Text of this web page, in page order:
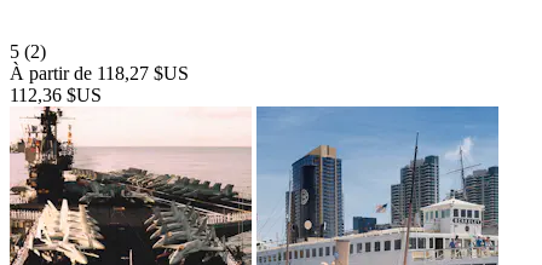
5 (2)
À partir de 118,27 $US
112,36 $US